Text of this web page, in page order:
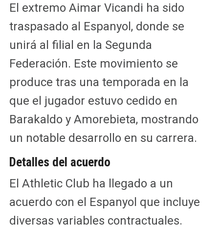
El extremo Aimar Vicandi ha sido
traspasado al Espanyol, donde se
unirá al filial en la Segunda
Federación. Este movimiento se
produce tras una temporada en la
que el jugador estuvo cedido en
Barakaldo y Amorebieta, mostrando
un notable desarrollo en su carrera.
Detalles del acuerdo
El Athletic Club ha llegado a un
acuerdo con el Espanyol que incluye
diversas variables contractuales.